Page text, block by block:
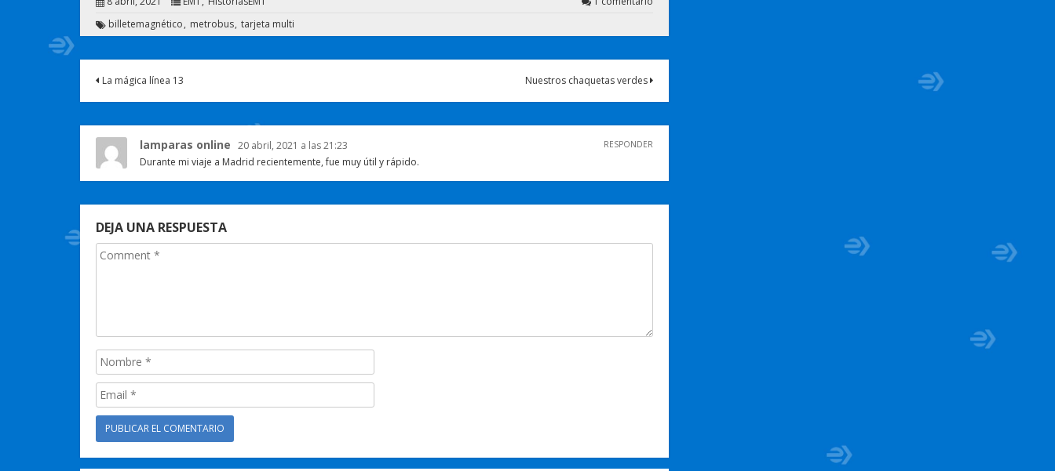
billetemagnético
metrobus tarjeta multi
La mágica línea 13 Nuestros chaquetas verdes
lamparas online 20 abril, 2021 a las 21:23 RESPONDER
Durante mi viaje a Madrid recientemente, fue muy útil y rápido.
DEJA UNA RESPUESTA